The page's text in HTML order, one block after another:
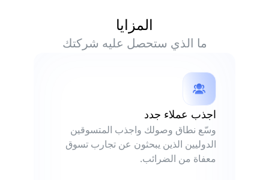
المزايا
ما الذي ستحصل عليه شركتك
اجذب عملاء جدد
وسّع نطاق وصولك واجذب المتسوقين
الدوليين الذين يبحثون عن تجارب تسوق
معفاة من الضرائب.